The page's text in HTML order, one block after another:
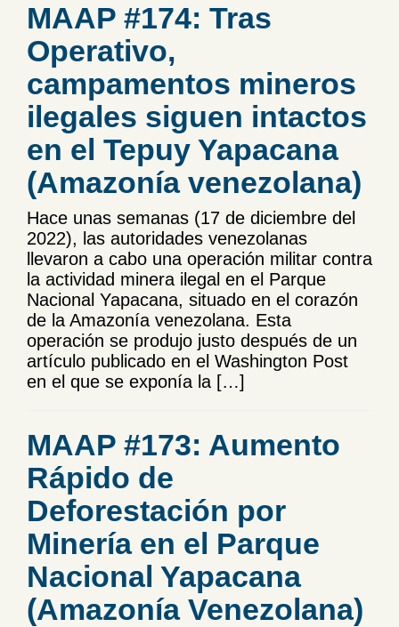
MAAP #174: Tras
Operativo,
campamentos mineros
ilegales siguen intactos
en el Tepuy Yapacana
(Amazonía venezolana)
Hace unas semanas (17 de diciembre del
2022), las autoridades venezolanas
llevaron a cabo una operación militar contra
la actividad minera ilegal en el Parque
Nacional Yapacana, situado en el corazón
de la Amazonía venezolana. Esta
operación se produjo justo después de un
artículo publicado en el Washington Post
en el que se exponía la […]
MAAP #173: Aumento
Rápido de
Deforestación por
Minería en el Parque
Nacional Yapacana
(Amazonía Venezolana)